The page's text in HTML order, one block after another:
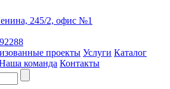
245/2, офис №1
проекты Услуги Каталог
команда Контакты